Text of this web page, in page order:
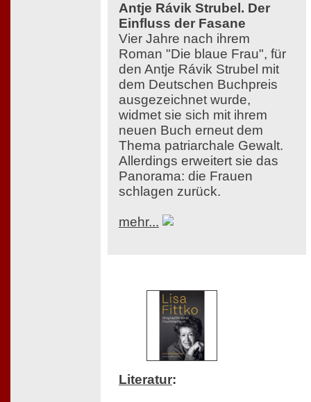
Antje Rávik Strubel. Der
Einfluss der Fasane
Vier Jahre nach ihrem
Roman "Die blaue Frau", für
den Antje Rávik Strubel mit
dem Deutschen Buchpreis
ausgezeichnet wurde,
widmet sie sich mit ihrem
neuen Buch erneut dem
Thema patriarchale Gewalt.
Allerdings erweitert sie das
Panorama: die Frauen
schlagen zurück.
mehr...
Literatur: